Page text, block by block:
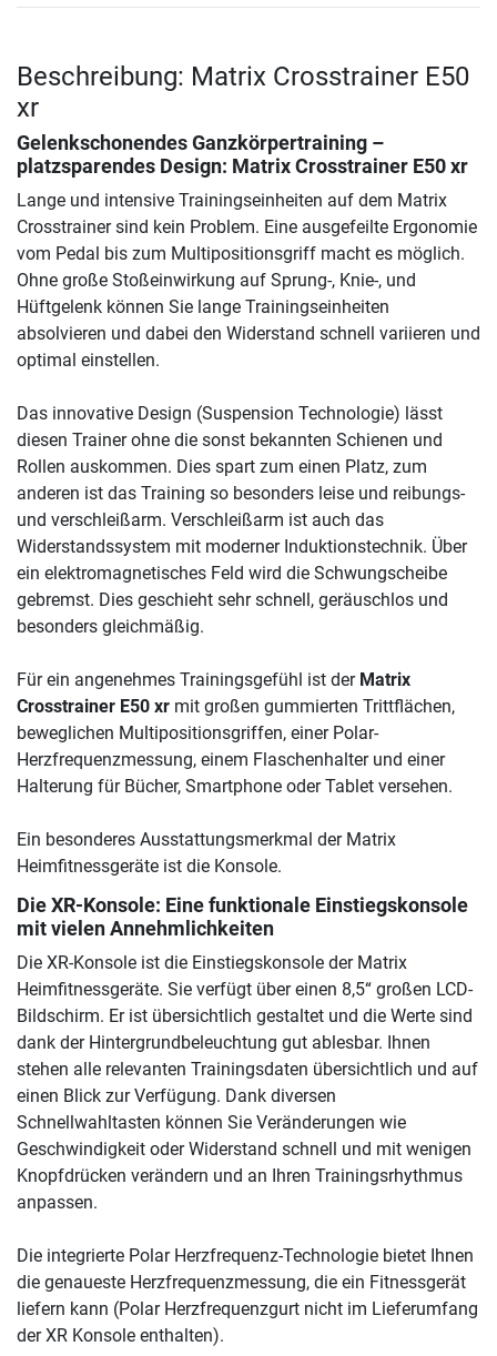
Beschreibung: Matrix Crosstrainer E50
xr
Gelenkschonendes Ganzkörpertraining –
platzsparendes Design: Matrix Crosstrainer E50 xr
Lange und intensive Trainingseinheiten auf dem Matrix
Crosstrainer sind kein Problem. Eine ausgefeilte Ergonomie
vom Pedal bis zum Multipositionsgriff macht es möglich.
Ohne große Stoßeinwirkung auf Sprung-, Knie-, und
Hüftgelenk können Sie lange Trainingseinheiten
absolvieren und dabei den Widerstand schnell variieren und
optimal einstellen.
Das innovative Design (Suspension Technologie) lässt
diesen Trainer ohne die sonst bekannten Schienen und
Rollen auskommen. Dies spart zum einen Platz, zum
anderen ist das Training so besonders leise und reibungs-
und verschleißarm. Verschleißarm ist auch das
Widerstandssystem mit moderner Induktionstechnik. Über
ein elektromagnetisches Feld wird die Schwungscheibe
gebremst. Dies geschieht sehr schnell, geräuschlos und
besonders gleichmäßig.
Für ein angenehmes Trainingsgefühl ist der Matrix
Crosstrainer E50 xr mit großen gummierten Trittflächen,
beweglichen Multipositionsgriffen, einer Polar-
Herzfrequenzmessung, einem Flaschenhalter und einer
Halterung für Bücher, Smartphone oder Tablet versehen.
Ein besonderes Ausstattungsmerkmal der Matrix
Heimfitnessgeräte ist die Konsole.
Die XR-Konsole: Eine funktionale Einstiegskonsole
mit vielen Annehmlichkeiten
Die XR-Konsole ist die Einstiegskonsole der Matrix
Heimfitnessgeräte. Sie verfügt über einen 8,5“ großen LCD-
Bildschirm. Er ist übersichtlich gestaltet und die Werte sind
dank der Hintergrundbeleuchtung gut ablesbar. Ihnen
stehen alle relevanten Trainingsdaten übersichtlich und auf
einen Blick zur Verfügung. Dank diversen
Schnellwahltasten können Sie Veränderungen wie
Geschwindigkeit oder Widerstand schnell und mit wenigen
Knopfdrücken verändern und an Ihren Trainingsrhythmus
anpassen.
Die integrierte Polar Herzfrequenz-Technologie bietet Ihnen
die genaueste Herzfrequenzmessung, die ein Fitnessgerät
liefern kann (Polar Herzfrequenzgurt nicht im Lieferumfang
der XR Konsole enthalten).